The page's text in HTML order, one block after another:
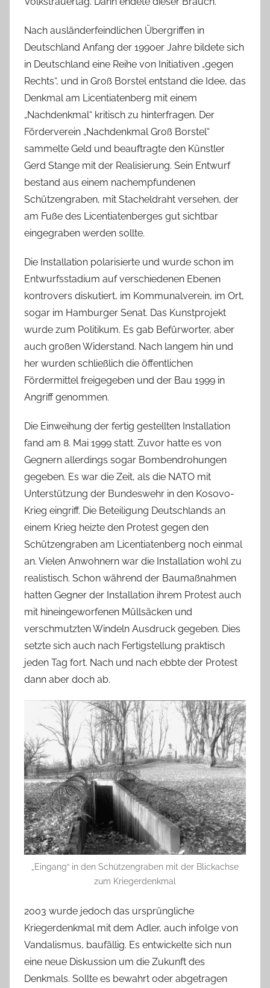
Nach ausländerfeindlichen Übergriffen in
Deutschland Anfang der 1990er Jahre bildete sich
in Deutschland eine Reihe von Initiativen „gegen
Rechts“, und in Groß Borstel entstand die Idee, das
Denkmal am Licentiatenberg mit einem
„Nachdenkmal“ kritisch zu hinterfragen. Der
Förderverein „Nachdenkmal Groß Borstel“
sammelte Geld und beauftragte den Künstler
Gerd Stange mit der Realisierung. Sein Entwurf
bestand aus einem nachempfundenen
Schützengraben, mit Stacheldraht versehen, der
am Fuße des Licentiatenberges gut sichtbar
eingegraben werden sollte.
Die Installation polarisierte und wurde schon im
Entwurfsstadium auf verschiedenen Ebenen
kontrovers diskutiert, im Kommunalverein, im Ort,
sogar im Hamburger Senat. Das Kunstprojekt
wurde zum Politikum. Es gab Befürworter, aber
auch großen Widerstand. Nach langem hin und
her wurden schließlich die öffentlichen
Fördermittel freigegeben und der Bau 1999 in
Angriff genommen.
Die Einweihung der fertig gestellten Installation
fand am 8. Mai 1999 statt. Zuvor hatte es von
Gegnern allerdings sogar Bombendrohungen
gegeben. Es war die Zeit, als die NATO mit
Unterstützung der Bundeswehr in den Kosovo-
Krieg eingriff. Die Beteiligung Deutschlands an
einem Krieg heizte den Protest gegen den
Schützengraben am Licentiatenberg noch einmal
an. Vielen Anwohnern war die Installation wohl zu
realistisch. Schon während der Baumaßnahmen
hatten Gegner der Installation ihrem Protest auch
mit hineingeworfenen Müllsäcken und
verschmutzten Windeln Ausdruck gegeben. Dies
setzte sich auch nach Fertigstellung praktisch
jeden Tag fort. Nach und nach ebbte der Protest
dann aber doch ab.
„Eingang“ in den Schützengraben mit der Blickachse
zum Kriegerdenkmal
2003 wurde jedoch das ursprüngliche
Kriegerdenkmal mit dem Adler, auch infolge von
Vandalismus, baufällig. Es entwickelte sich nun
eine neue Diskussion um die Zukunft des
Denkmals. Sollte es bewahrt oder abgetragen